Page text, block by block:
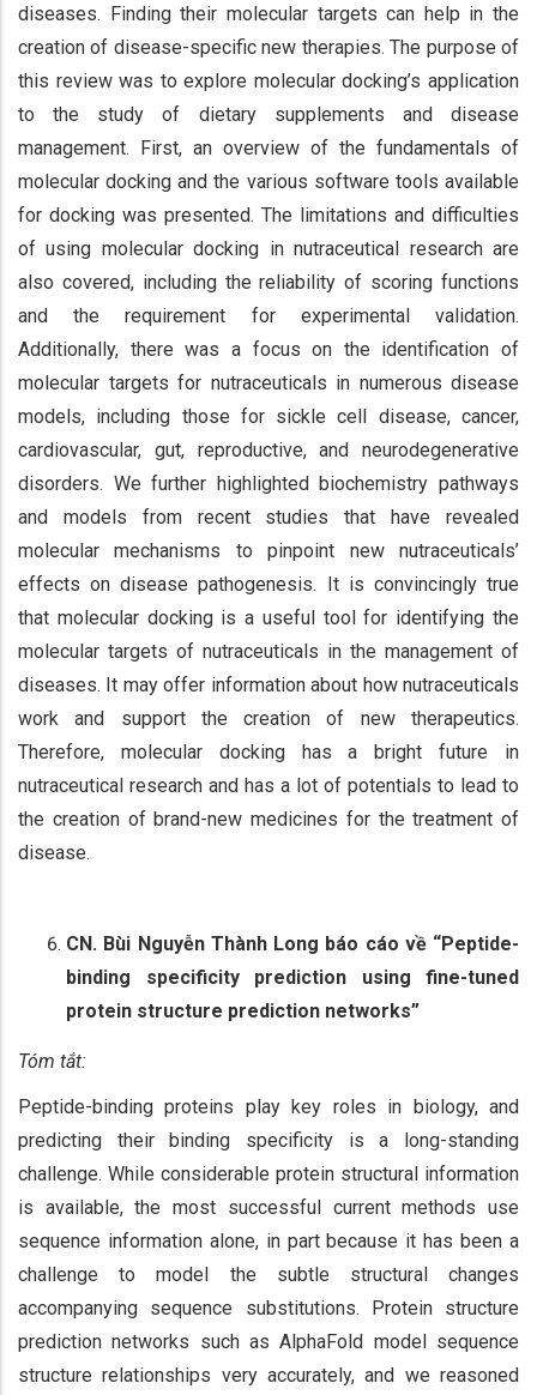
diseases. Finding their molecular targets can help in the
creation of disease-specific new therapies. The purpose of
this review was to explore molecular docking’s application
to the study of dietary supplements and disease
management. First, an overview of the fundamentals of
molecular docking and the various software tools available
for docking was presented. The limitations and difficulties
of using molecular docking in nutraceutical research are
also covered, including the reliability of scoring functions
and the requirement for experimental validation.
Additionally, there was a focus on the identification of
molecular targets for nutraceuticals in numerous disease
models, including those for sickle cell disease, cancer,
cardiovascular, gut, reproductive, and neurodegenerative
disorders. We further highlighted biochemistry pathways
and models from recent studies that have revealed
molecular mechanisms to pinpoint new nutraceuticals’
effects on disease pathogenesis. It is convincingly true
that molecular docking is a useful tool for identifying the
molecular targets of nutraceuticals in the management of
diseases. It may offer information about how nutraceuticals
work and support the creation of new therapeutics.
Therefore, molecular docking has a bright future in
nutraceutical research and has a lot of potentials to lead to
the creation of brand-new medicines for the treatment of
disease.
CN. Bùi Nguyễn Thành Long báo cáo về “Peptide-
binding specificity prediction using fine-tuned
protein structure prediction networks”
Tóm tắt:
Peptide-binding proteins play key roles in biology, and
predicting their binding specificity is a long-standing
challenge. While considerable protein structural information
is available, the most successful current methods use
sequence information alone, in part because it has been a
challenge to model the subtle structural changes
accompanying sequence substitutions. Protein structure
prediction networks such as AlphaFold model sequence
structure relationships very accurately, and we reasoned